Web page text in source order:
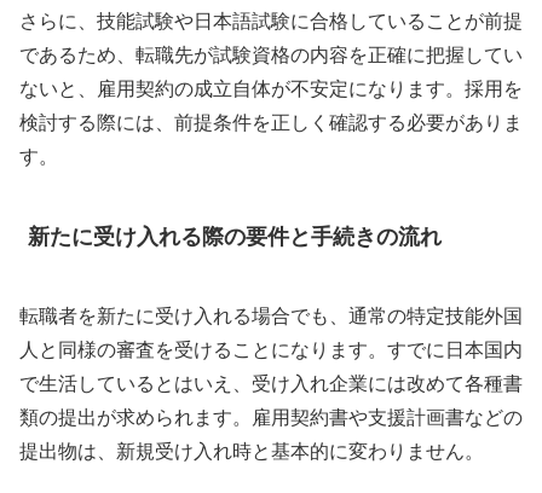
さらに、技能試験や日本語試験に合格していることが前提
であるため、転職先が試験資格の内容を正確に把握してい
ないと、雇用契約の成立自体が不安定になります。採用を
検討する際には、前提条件を正しく確認する必要がありま
す。
新たに受け入れる際の要件と手続きの流れ
転職者を新たに受け入れる場合でも、通常の特定技能外国
人と同様の審査を受けることになります。すでに日本国内
で生活しているとはいえ、受け入れ企業には改めて各種書
類の提出が求められます。雇用契約書や支援計画書などの
提出物は、新規受け入れ時と基本的に変わりません。